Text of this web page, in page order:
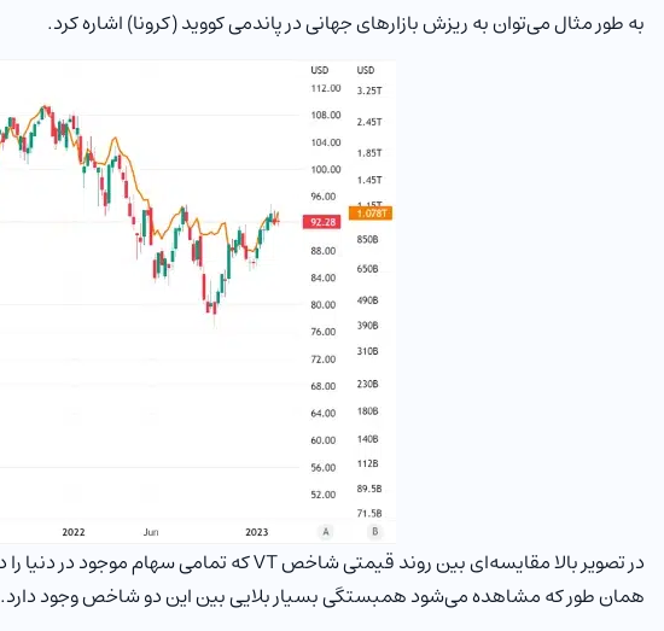
به طور مثال می‌توان به ریزش بازارهای جهانی در پاندمی کووید (کرونا) اشاره کرد.
همان طور که مشاهده می‌شود همبستگی بسیار بلایی بین این دو شاخص وجود دارد.